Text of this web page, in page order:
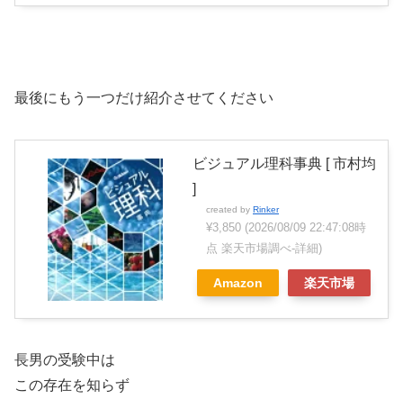
最後にもう一つだけ紹介させてください
ビジュアル理科事典 [ 市村均
]
created by Rinker
¥3,850 (2026/08/09 22:47:08時
点 楽天市場調べ-詳細)
Amazon 楽天市場
長男の受験中は
この存在を知らず